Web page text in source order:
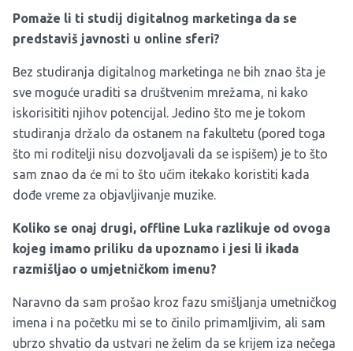
Pomaže li ti studij digitalnog marketinga da se
predstaviš javnosti u online sferi?
Bez studiranja digitalnog marketinga ne bih znao šta je
sve moguće uraditi sa društvenim mrežama, ni kako
iskorisititi njihov potencijal. Jedino što me je tokom
studiranja držalo da ostanem na fakultetu (pored toga
što mi roditelji nisu dozvoljavali da se ispišem) je to što
sam znao da će mi to što učim itekako koristiti kada
dođe vreme za objavljivanje muzike.
Koliko se onaj drugi, offline Luka razlikuje od ovoga
kojeg imamo priliku da upoznamo i jesi li ikada
razmišljao o umjetničkom imenu?
Naravno da sam prošao kroz fazu smišljanja umetničkog
imena i na početku mi se to činilo primamljivim, ali sam
ubrzo shvatio da ustvari ne želim da se krijem iza nečega